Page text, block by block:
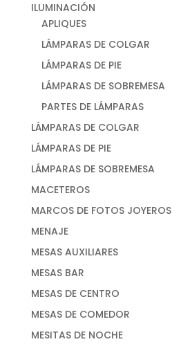
ILUMINACIÓN
APLIQUES
LÁMPARAS DE COLGAR
LÁMPARAS DE PIE
LÁMPARAS DE SOBREMESA
PARTES DE LÁMPARAS
LÁMPARAS DE COLGAR
LÁMPARAS DE PIE
LÁMPARAS DE SOBREMESA
MACETEROS
MARCOS DE FOTOS JOYEROS
MENAJE
MESAS AUXILIARES
MESAS BAR
MESAS DE CENTRO
MESAS DE COMEDOR
MESITAS DE NOCHE